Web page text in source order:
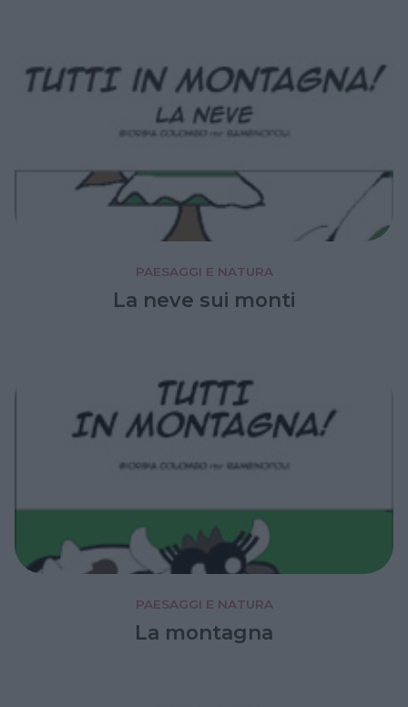
PAESAGGI E NATURA
La neve sui monti
PAESAGGI E NATURA
La montagna